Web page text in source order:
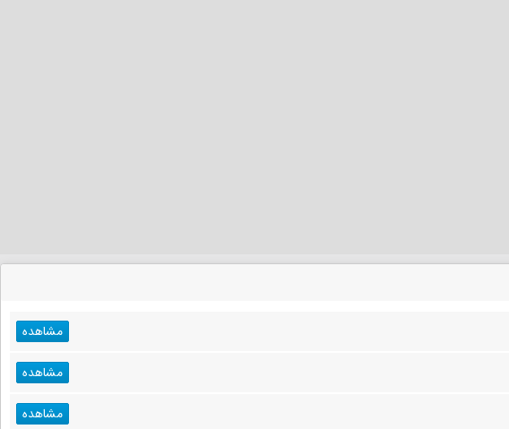
مشاهده
مشاهده
مشاهده